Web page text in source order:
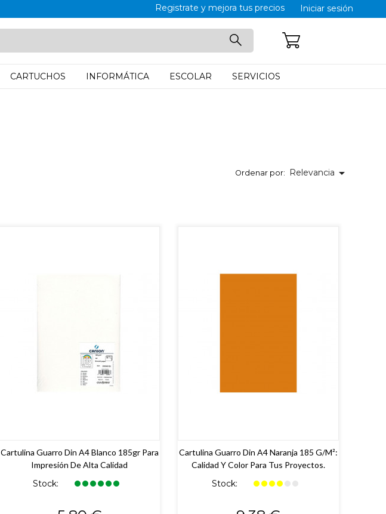
Registrate y mejora tus precios Iniciar sesión
CARTUCHOS INFORMÁTICA ESCOLAR SERVICIOS
Ordenar por: Relevancia 
Cartulina Guarro Din A4 Blanco 185gr Para
Impresión De Alta Calidad
Stock:
Cartulina Guarro Din A4 Naranja 185 G/m²:
Calidad Y Color Para Tus Proyectos.
Stock: